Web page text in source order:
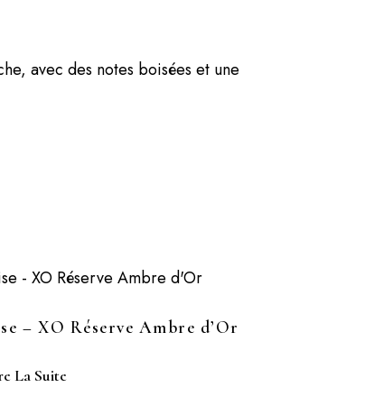
avec des notes boisées et une
– XO Réserve Ambre d’Or
La Suite